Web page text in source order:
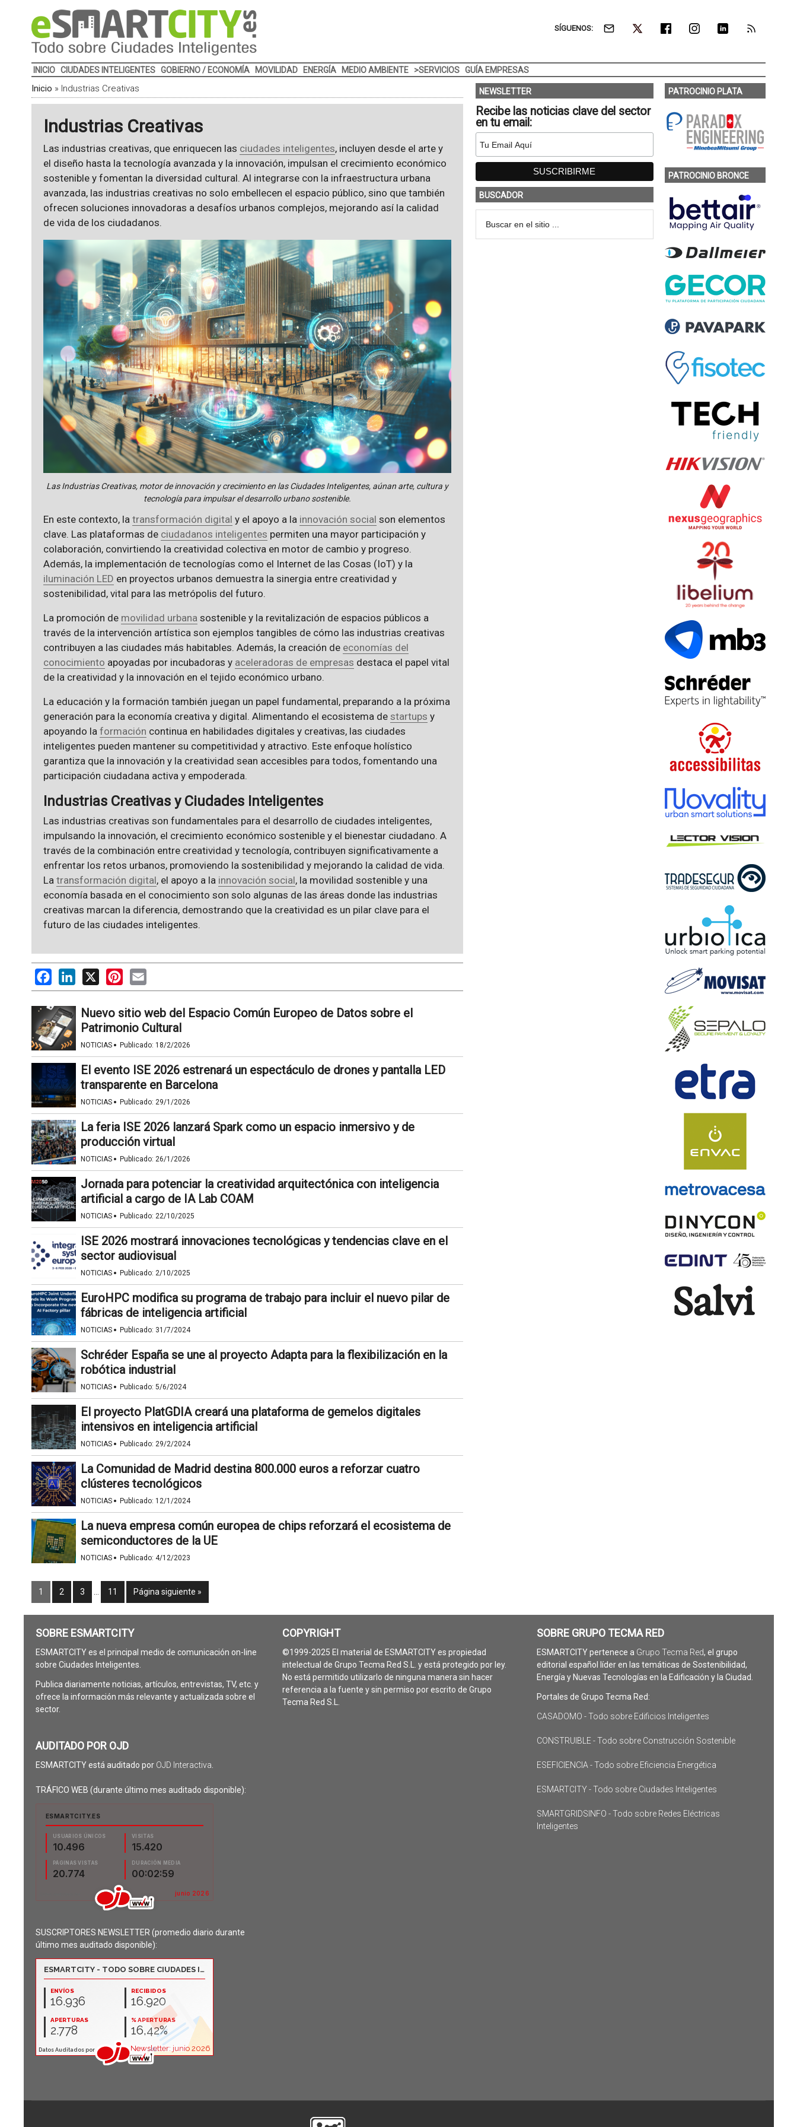
SÍGUENOS:
INICIO CIUDADES INTELIGENTES GOBIERNO / ECONOMÍA MOVILIDAD ENERGÍA MEDIO AMBIENTE >SERVICIOS GUÍA EMPRESAS
Inicio » Industrias Creativas
Industrias Creativas
Las industrias creativas, que enriquecen las ciudades inteligentes, incluyen desde el arte y
el diseño hasta la tecnología avanzada y la innovación, impulsan el crecimiento económico
sostenible y fomentan la diversidad cultural. Al integrarse con la infraestructura urbana
avanzada, las industrias creativas no solo embellecen el espacio público, sino que también
ofrecen soluciones innovadoras a desafíos urbanos complejos, mejorando así la calidad
de vida de los ciudadanos.
Las Industrias Creativas, motor de innovación y crecimiento en las Ciudades Inteligentes, aúnan arte, cultura y
tecnología para impulsar el desarrollo urbano sostenible.
En este contexto, la transformación digital y el apoyo a la innovación social son elementos
clave. Las plataformas de ciudadanos inteligentes permiten una mayor participación y
colaboración, convirtiendo la creatividad colectiva en motor de cambio y progreso.
Además, la implementación de tecnologías como el Internet de las Cosas (IoT) y la
iluminación LED en proyectos urbanos demuestra la sinergia entre creatividad y
sostenibilidad, vital para las metrópolis del futuro.
La promoción de movilidad urbana sostenible y la revitalización de espacios públicos a
través de la intervención artística son ejemplos tangibles de cómo las industrias creativas
contribuyen a las ciudades más habitables. Además, la creación de economías del
conocimiento apoyadas por incubadoras y aceleradoras de empresas destaca el papel vital
de la creatividad y la innovación en el tejido económico urbano.
La educación y la formación también juegan un papel fundamental, preparando a la próxima
generación para la economía creativa y digital. Alimentando el ecosistema de startups y
apoyando la formación continua en habilidades digitales y creativas, las ciudades
inteligentes pueden mantener su competitividad y atractivo. Este enfoque holístico
garantiza que la innovación y la creatividad sean accesibles para todos, fomentando una
participación ciudadana activa y empoderada.
Industrias Creativas y Ciudades Inteligentes
Las industrias creativas son fundamentales para el desarrollo de ciudades inteligentes,
impulsando la innovación, el crecimiento económico sostenible y el bienestar ciudadano. A
través de la combinación entre creatividad y tecnología, contribuyen significativamente a
enfrentar los retos urbanos, promoviendo la sostenibilidad y mejorando la calidad de vida.
La transformación digital, el apoyo a la innovación social, la movilidad sostenible y una
economía basada en el conocimiento son solo algunas de las áreas donde las industrias
creativas marcan la diferencia, demostrando que la creatividad es un pilar clave para el
futuro de las ciudades inteligentes.
FacebookLinkedIn
X PinterestEmail
Nuevo sitio web del Espacio Común Europeo de Datos sobre el
Patrimonio Cultural
NOTICIAS · Publicado: 18/2/2026
El evento ISE 2026 estrenará un espectáculo de drones y pantalla LED
transparente en Barcelona
NOTICIAS · Publicado: 29/1/2026
La feria ISE 2026 lanzará Spark como un espacio inmersivo y de
producción virtual
NOTICIAS · Publicado: 26/1/2026
Jornada para potenciar la creatividad arquitectónica con inteligencia
artificial a cargo de IA Lab COAM
NOTICIAS · Publicado: 22/10/2025
ISE 2026 mostrará innovaciones tecnológicas y tendencias clave en el
sector audiovisual
NOTICIAS · Publicado: 2/10/2025
EuroHPC modifica su programa de trabajo para incluir el nuevo pilar de
fábricas de inteligencia artificial
NOTICIAS · Publicado: 31/7/2024
Schréder España se une al proyecto Adapta para la flexibilización en la
robótica industrial
NOTICIAS · Publicado: 5/6/2024
El proyecto PlatGDIA creará una plataforma de gemelos digitales
intensivos en inteligencia artificial
NOTICIAS · Publicado: 29/2/2024
La Comunidad de Madrid destina 800.000 euros a reforzar cuatro
clústeres tecnológicos
NOTICIAS · Publicado: 12/1/2024
La nueva empresa común europea de chips reforzará el ecosistema de
semiconductores de la UE
NOTICIAS · Publicado: 4/12/2023
1 2 3 11 Página siguiente »
NEWSLETTER
Recibe las noticias clave del sector
en tu email:
BUSCADOR
PATROCINIO PLATA
PATROCINIO BRONCE
SOBRE ESMARTCITY
ESMARTCITY es el principal medio de comunicación on-line
sobre Ciudades Inteligentes.
Publica diariamente noticias, artículos, entrevistas, TV, etc. y
ofrece la información más relevante y actualizada sobre el
sector.
AUDITADO POR OJD
ESMARTCITY está auditado por OJD Interactiva
TRÁFICO WEB (durante último mes auditado disponible):
SUSCRIPTORES NEWSLETTER (promedio diario durante
último mes auditado disponible):
COPYRIGHT
©1999-2025 El material de ESMARTCITY es propiedad
intelectual de Grupo Tecma Red S.L. y está protegido por ley.
No está permitido utilizarlo de ninguna manera sin hacer
referencia a la fuente y sin permiso por escrito de Grupo
Tecma Red S.L.
SOBRE GRUPO TECMA RED
ESMARTCITY pertenece a Grupo Tecma Red, el grupo
editorial español líder en las temáticas de Sostenibilidad,
Energía y Nuevas Tecnologías en la Edificación y la Ciudad.
Portales de Grupo Tecma Red:
CASADOMO - Todo sobre Edificios Inteligentes
CONSTRUIBLE - Todo sobre Construcción Sostenible
ESEFICIENCIA - Todo sobre Eficiencia Energética
ESMARTCITY - Todo sobre Ciudades Inteligentes
SMARTGRIDSINFO - Todo sobre Redes Eléctricas
Inteligentes